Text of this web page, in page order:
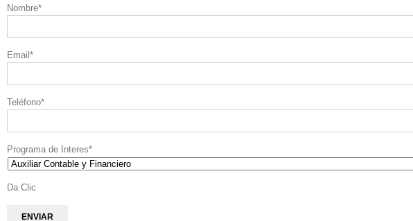
Nombre*
Email *
Teléfono*
Programa de Interes*
Da Clic